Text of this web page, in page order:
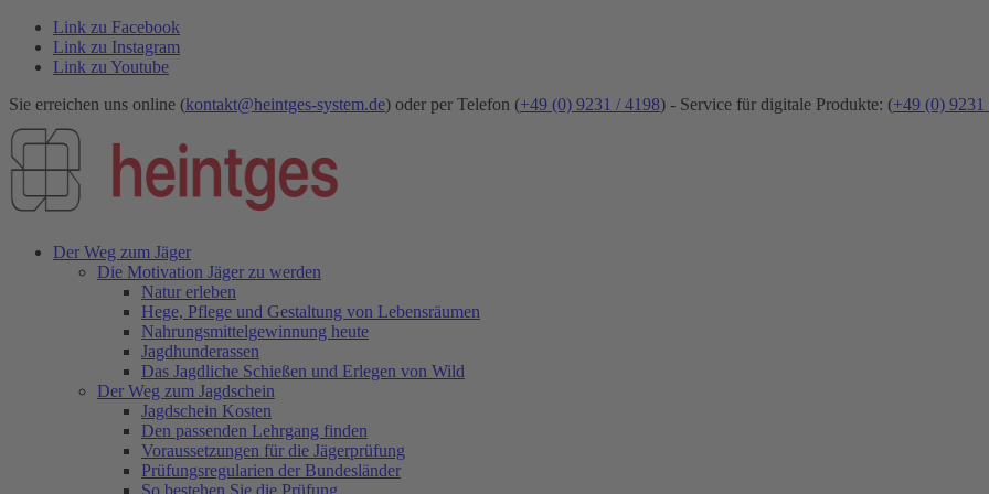
Link zu Facebook
Link zu Instagram
Link zu Youtube
Sie erreichen uns online (kontakt@heintges-system.de) oder per Telefon (+49 (0) 9231 / 4198) - Service für digitale Produkte: (+49 (0) 9231
Der Weg zum Jäger
Die Motivation Jäger zu werden
Natur erleben
Hege, Pflege und Gestaltung von Lebensräumen
Nahrungsmittelgewinnung heute
Jagdhunderassen
Das Jagdliche Schießen und Erlegen von Wild
Der Weg zum Jagdschein
Jagdschein Kosten
Den passenden Lehrgang finden
Voraussetzungen für die Jägerprüfung
Prüfungsregularien der Bundesländer
So bestehen Sie die Prüfung